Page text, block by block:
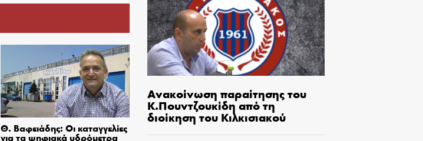
Θ. Βαφειάδης: Οι καταγγελίες
για τα ψηφιακά υδρόμετρα
Ανακοίνωση παραίτησης του
Κ.Πουντζουκίδη από τη
διοίκηση του Κιλκισιακού